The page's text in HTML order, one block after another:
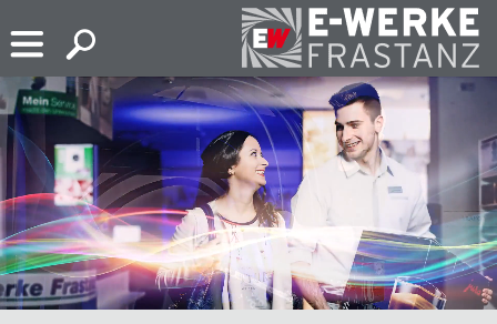
content
E-
Werke
Frastanz
Ihr
Elektropartner
in
Frastanz